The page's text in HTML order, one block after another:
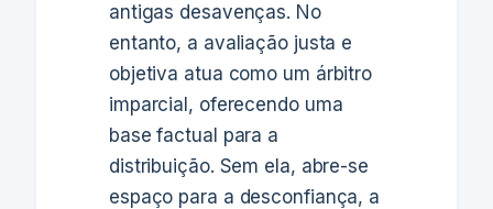
antigas desavenças. No
entanto, a avaliação justa e
objetiva atua como um árbitro
imparcial, oferecendo uma
base factual para a
distribuição. Sem ela, abre-se
espaço para a desconfiança, a